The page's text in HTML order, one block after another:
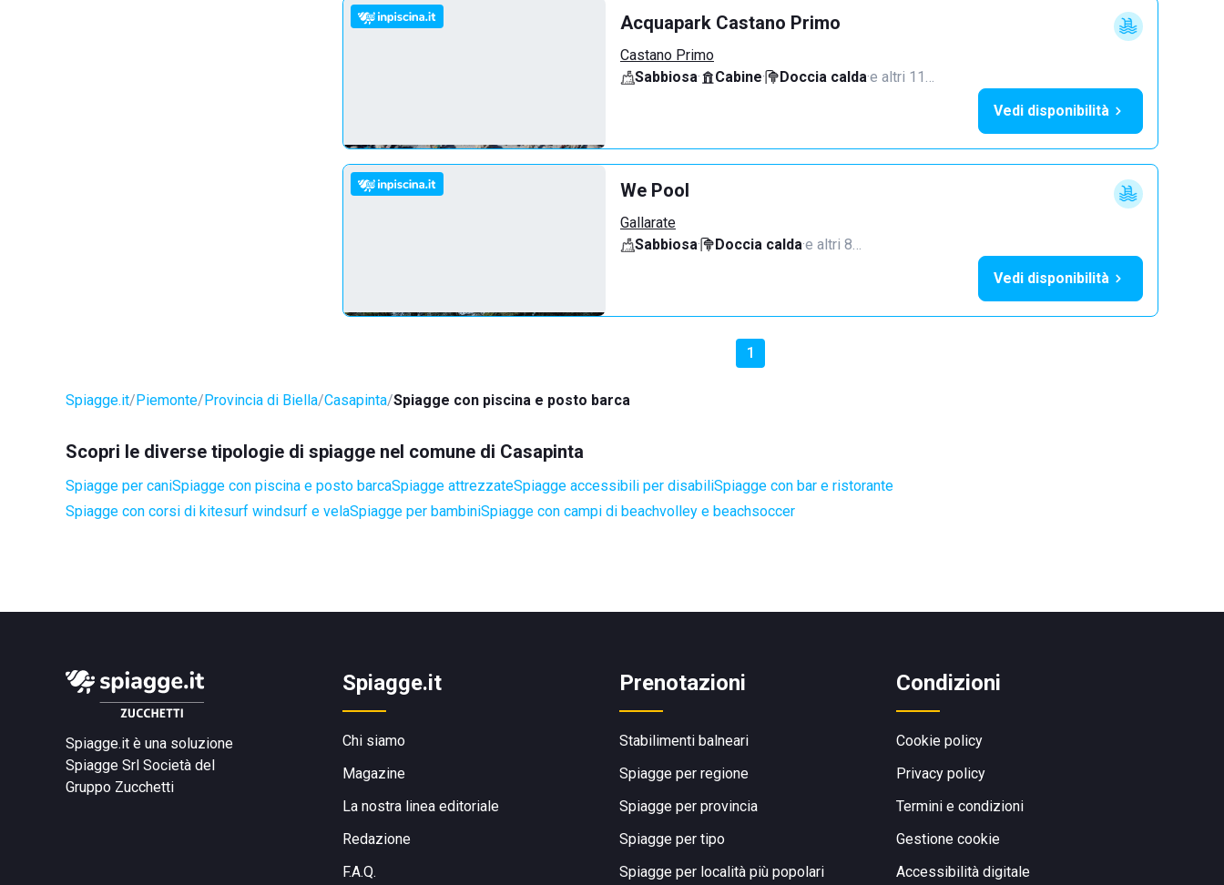
Acquapark Castano Primo
Castano Primo
Sabbiosa· Cabine· Doccia calda·e altri 11…
Vedi disponibilità
We Pool
Gallarate
Sabbiosa· Doccia calda·e altri 8…
Vedi disponibilità
1
Spiagge.it Piemonte Provincia di Biella Casapinta Spiagge con piscina e posto barca
Scopri le diverse tipologie di spiagge nel comune di Casapinta
Spiagge per caniSpiagge con piscina e posto barcaSpiagge attrezzateSpiagge accessibili per disabiliSpiagge con bar e ristorante
Spiagge con corsi di kitesurf windsurf e velaSpiagge per bambiniSpiagge con campi di beachvolley e beachsoccer
Spiagge.it è una soluzione
Spiagge Srl Società del
Gruppo Zucchetti
Spiagge.it
Chi siamo
Magazine
La nostra linea editoriale
Redazione
F.A.Q.
Prenotazioni
Stabilimenti balneari
Spiagge per regione
Spiagge per provincia
Spiagge per tipo
Spiagge per località più popolari
Condizioni
Cookie policy
Privacy policy
Termini e condizioni
Gestione cookie
Accessibilità digitale